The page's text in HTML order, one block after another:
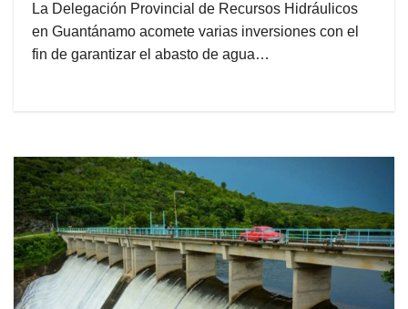
La Delegación Provincial de Recursos Hidráulicos
en Guantánamo acomete varias inversiones con el
fin de garantizar el abasto de agua…